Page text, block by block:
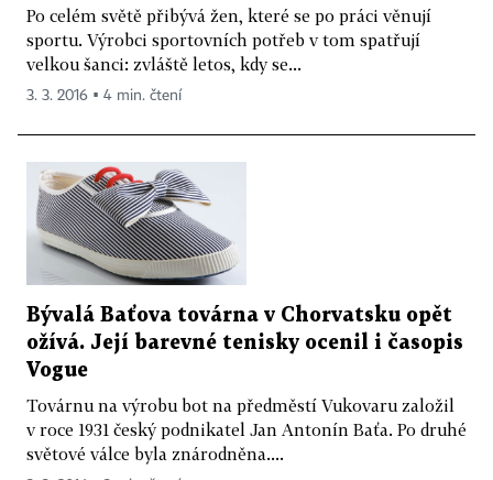
Po celém světě přibývá žen, které se po práci věnují
sportu. Výrobci sportovních potřeb v tom spatřují
velkou šanci: zvláště letos, kdy se...
3. 3. 2016 ▪ 4 min. čtení
Bývalá Baťova továrna v Chorvatsku opět
ožívá. Její barevné tenisky ocenil i časopis
Vogue
Továrnu na výrobu bot na předměstí Vukovaru založil
v roce 1931 český podnikatel Jan Antonín Baťa. Po druhé
světové válce byla znárodněna....